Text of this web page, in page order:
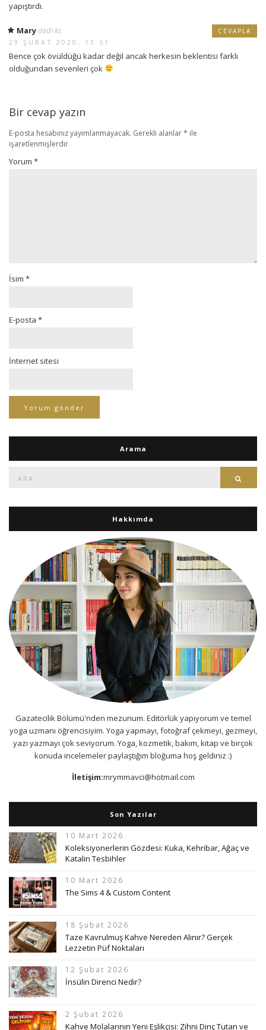
yapıştırdı.
Mary dedi ki:
29 ŞUBAT 2020, 13:51
Bence çok övüldüğü kadar değil ancak herkesin beklentisi farklı
olduğundan sevenleri çok
CEVAPLA
Bir cevap yazın
E-posta hesabınız yayımlanmayacak. Gerekli alanlar* ile
işaretlenmişlerdir
Yorum *
İsim *
E-posta *
İnternet sitesi
Arama
Hakkımda
Gazatecilik Bölümü'nden mezunum. Editörlük yapıyorum ve temel
yoga uzmanı öğrencisiyim. Yoga yapmayı, fotoğraf çekmeyi, gezmeyi,
yazı yazmayı çok seviyorum. Yoga, kozmetik, bakım, kitap ve birçok
konuda incelemeler paylaştığım bloğuma hoş geldiniz :)
İletişim:mrymmavci@hotmail.com
Son Yazılar
10 Mart 2026
Koleksiyonerlerin Gözdesi: Kuka, Kehribar, Ağaç ve
Katalin Tesbihler
10 Mart 2026
The Sims 4 & Custom Content
18 Şubat 2026
Taze Kavrulmuş Kahve Nereden Alınır? Gerçek
Lezzetin Püf Noktaları
12 Şubat 2026
İnsülin Direnci Nedir?
2 Şubat 2026
Kahve Molalarının Yeni Eşlikçisi: Zihni Dinç Tutan ve